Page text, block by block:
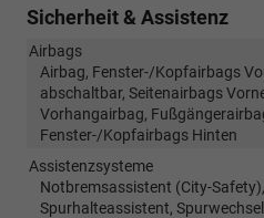
Sicherheit & Assistenz
Airbags
Airbag, Fenster-/Kopfairbags
abschaltbar, Seitenairbags
Vorhangairbag,
Fenster-/Kopfairbags Hinten
Assistenzsysteme
Notbremsassistent (City-
Spurhalteassistent,